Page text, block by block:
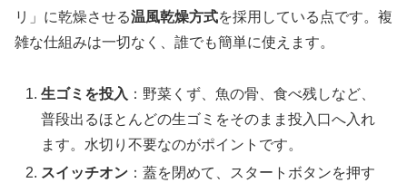
リ」に乾燥させる温風乾燥方式を採用している点です。複
雑な仕組みは一切なく、誰でも簡単に使えます。
生ゴミを投入 ：野菜くず、魚の骨、食べ残しなど、
普段出るほとんどの生ゴミをそのまま投入口へ入れ
ます。水切り不要なのがポイントです。
スイッチオン ：蓋を閉めて、スタートボタンを押す